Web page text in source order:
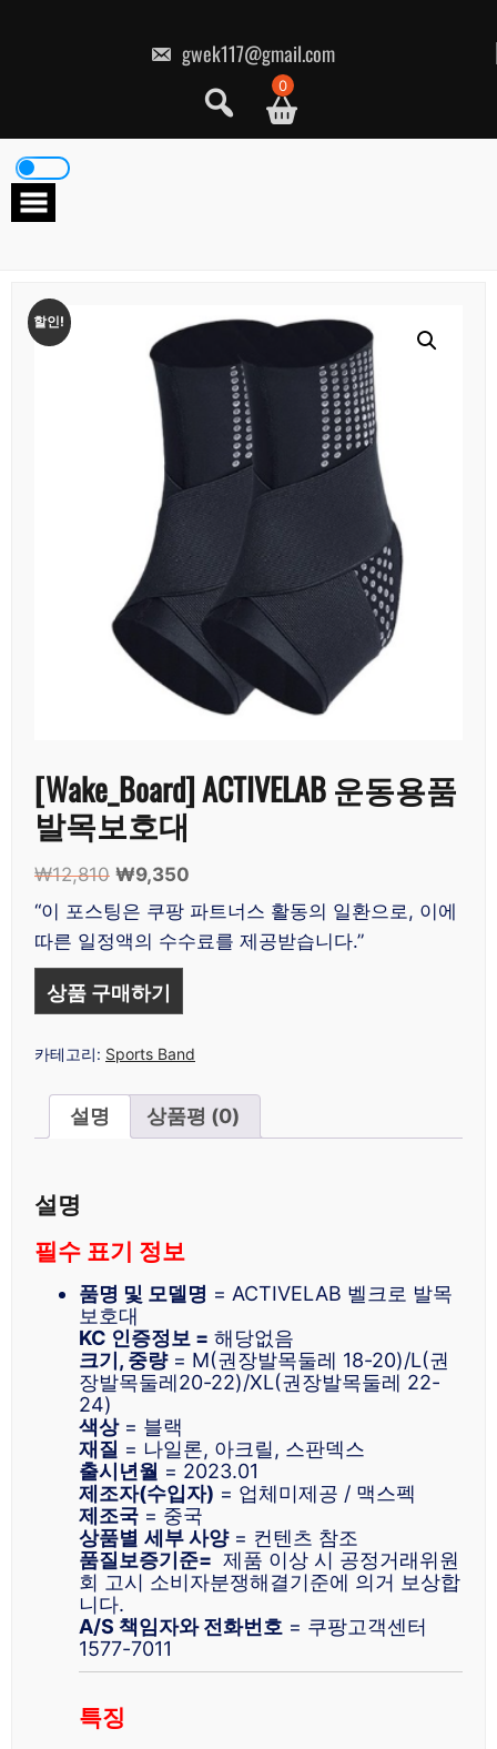
gwek117@gmail.com
0
할인!
[Wake_Board] ACTIVELAB 운동용품
발목보호대
₩12,810 원
래
가
격:
₩12,810.
₩9,350
재
가
격:
“이 포스팅은 쿠팡 파트너스 활동의 일환으로, 이에
따른 일정액의 수수료를 제공받습니다.”
상품 구매하기
카테고리: Sports Band
설명 상품평 (0)
설명
필수 표기 정보
품명 및 모델명 = ACTIVELAB 벨크로 발목
보호대
KC 인증정보 = 해당없음
크기, 중량= M(권장발목둘레 18-20)/L(권
장발목둘레20-22)/XL(권장발목둘레 22-
24)
색상= 블랙
재질 = 나일론, 아크릴, 스판덱스
출시년월 = 2023.01
제조자(수입자) = 업체미제공 / 맥스펙
제조국 = 중국
상품별 세부 사양= 컨텐츠 참조
품질보증기준= 제품 이상 시 공정거래위원
회 고시 소비자분쟁해결기준에 의거 보상합
니다.
A/S 책임자와 전화번호 = 쿠팡고객센터
1577-7011
특징